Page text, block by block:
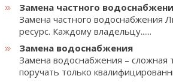
Замена частного
Замена частного водоснабжения
ресурс. Каждому владельцу......
Замена водоснабжения
Замена водоснабжения – сложная
поручать только